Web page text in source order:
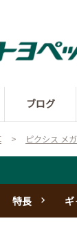
ブログ
ピクシス メガ
特長 ギ